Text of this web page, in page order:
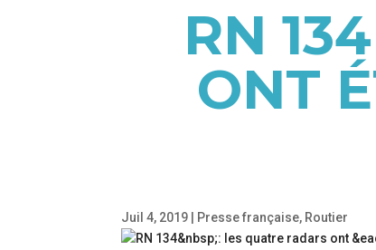
RN
ONT
Juil 4, 2019 Presse française, Routier